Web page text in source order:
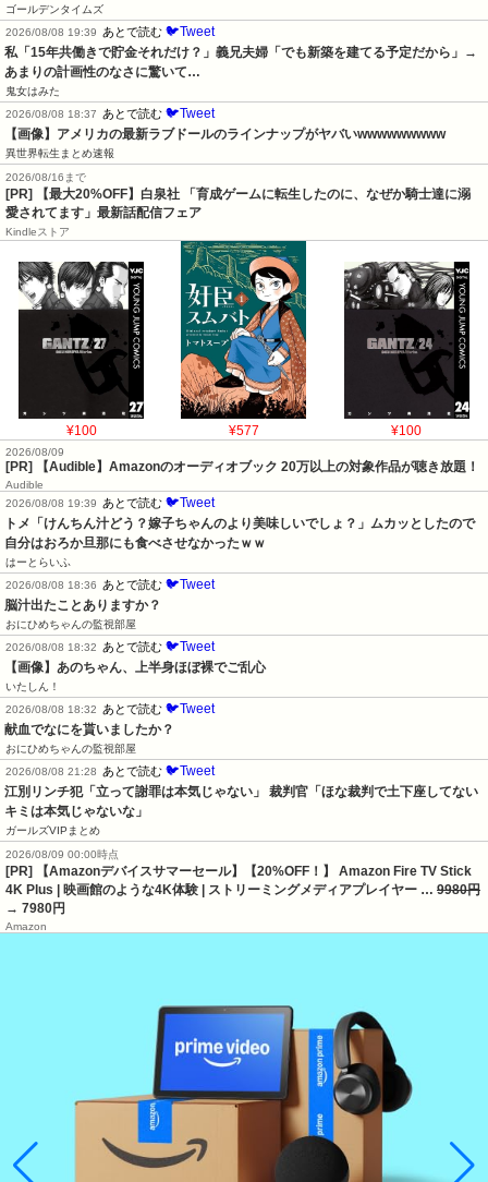
ゴールデンタイムズ
2026/08/08 19:39
あとで読む 🐦Tweet
私「15年共働きで貯金それだけ？」義兄夫婦「でも新築を建てる予定だから」→
あまりの計画性のなさに驚いて…
鬼女はみた
2026/08/08 18:37
あとで読む 🐦Tweet
【画像】アメリカの最新ラブドールのラインナップがヤバいwwwwwwwww
異世界転生まとめ速報
2026/08/16まで
[PR] 【最大20%OFF】白泉社 「育成ゲームに転生したのに、なぜか騎士達に溺
愛されてます」最新話配信フェア
Kindleストア
¥100 ¥577 ¥100
2026/08/09
[PR] 【Audible】Amazonのオーディオブック 20万以上の対象作品が聴き放題！
Audible
2026/08/08 19:39
あとで読む 🐦Tweet
トメ「けんちん汁どう？嫁子ちゃんのより美味しいでしょ？」ムカッとしたので
自分はおろか旦那にも食べさせなかったｗｗ
はーとらいふ
2026/08/08 18:36
あとで読む 🐦Tweet
脳汁出たことありますか？
おにひめちゃんの監視部屋
2026/08/08 18:32
あとで読む 🐦Tweet
【画像】あのちゃん、上半身ほぼ裸でご乱心
いたしん！
2026/08/08 18:32
あとで読む 🐦Tweet
献血でなにを貰いましたか？
おにひめちゃんの監視部屋
2026/08/08 21:28
あとで読む 🐦Tweet
江別リンチ犯「立って謝罪は本気じゃない」 裁判官「ほな裁判で土下座してない
キミは本気じゃないな」
ガールズVIPまとめ
2026/08/09 00:00時点
[PR] 【Amazonデバイスサマーセール】【20%OFF！】 Amazon Fire TV Stick
4K Plus | 映画館のような4K体験 | ストリーミングメディアプレイヤー … 9980円
→ 7980円
Amazon